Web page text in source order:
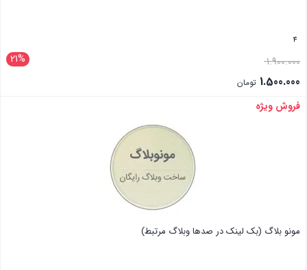
4
21% 1.900.000
1.500.000 تومان
بستن
فروش ویژه
مونو بلاگ (بک لینک در صدها وبلاگ مرتبط)